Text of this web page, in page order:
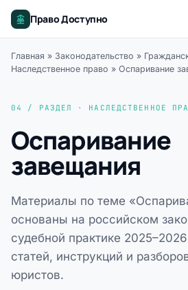
Право Доступно
Главная » Законодательство »
Наследственное право » Оспаривание
04 / РАЗДЕЛ · НАСЛЕДСТВЕННОЕ
Оспаривание
завещания
Материалы по теме
основаны на российском
судебной практике
статей, инструкций и
юристов.